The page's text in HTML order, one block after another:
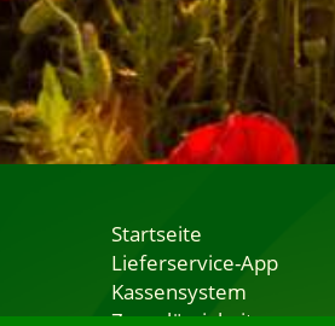
Startseite
Lieferservice-App
Kassensystem
Zuverlässigkeit